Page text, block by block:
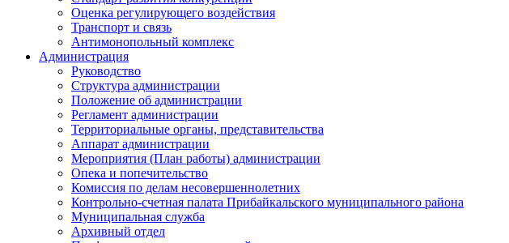
Оценка регулирующего воздействия
Транспорт и связь
Антимонопольный комплекс
Администрация
Руководство
Структура администрации
Положение об администрации
Регламент администрации
Территориальные органы, представительства
Аппарат администрации
Мероприятия (План работы) администрации
Опека и попечительство
Комиссия по делам несовершеннолетних
Контрольно-счетная палата Прибайкальского муниципального района
Муниципальная служба
Архивный отдел